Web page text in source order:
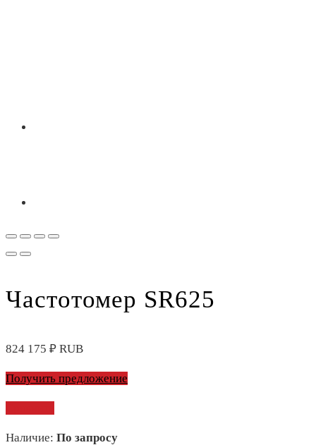
Частотомер SR625
824 175 ₽ RUB
Получить предложение
Наличие: По запросу